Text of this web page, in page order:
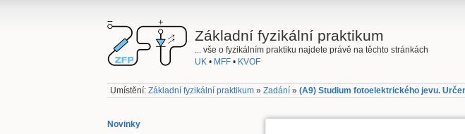
Základní fyzikální praktikum
... vše o fyzikálním praktiku najdete právě na těchto stránkách
UK• MFF• KVOF
Umístění:Základní fyzikální praktikum »Zadání »(A9) Studium fotoelektrického jevu.
Novinky